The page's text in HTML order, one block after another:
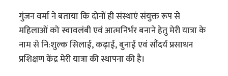
गुंजन वर्मा ने बताया कि दोनों ही संस्थाएं संयुक्त रूप से
महिलाओं को स्वावलंबी एवं आत्मनिर्भर बनाने हेतु मेरी यात्रा के
नाम से नि:शुल्क सिलाई, कढ़ाई, बुनाई एवं सौंदर्य प्रसाधन
प्रशिक्षण केंद्र मेरी यात्रा की स्थापना की है।